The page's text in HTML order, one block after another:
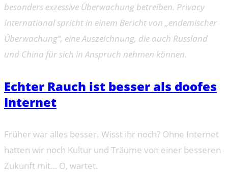
besonders exzessive Überwachung betreiben. Privacy
International spricht in einem Bericht von „endemischer
Überwachung“, eine Auszeichnung, die auch Russland
und China für sich in Anspruch nehmen können.
Echter Rauch ist besser als doofes
Internet
Früher war alles besser. Wisst ihr noch? Ohne Internet
hatten wir noch Kultur und Träume von einer besseren
Zukunft mit… O, wartet.